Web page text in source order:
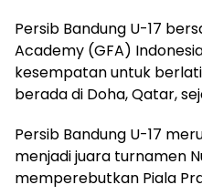
Persib Bandung U-17
Academy (GFA)
kesempatan untuk
berada di Doha, Qatar,
Persib Bandung U-17
menjadi juara turnamen
memperebutkan Piala